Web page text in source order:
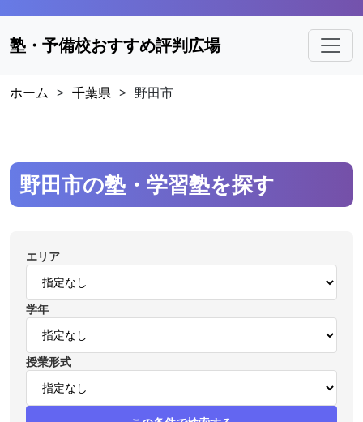
塾・予備校おすすめ評判広場
ホーム > 千葉県 > 野田市
野田市の塾・学習塾を探す
エリア
学年
授業形式